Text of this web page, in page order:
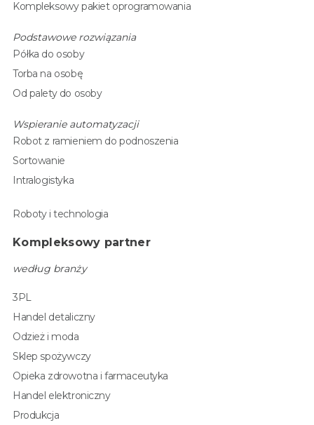
Kompleksowy pakiet oprogramowania
Podstawowe rozwiązania
Półka do osoby
Torba na osobę
Od palety do osoby
Wspieranie automatyzacji
Robot z ramieniem do podnoszenia
Sortowanie
Intralogistyka
Roboty i technologia
Kompleksowy partner
według branży
3PL
Handel detaliczny
Odzież i moda
Sklep spożywczy
Opieka zdrowotna i farmaceutyka
Handel elektroniczny
Produkcja